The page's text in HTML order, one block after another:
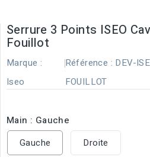
Serrure 3 Points ISEO
Fouillot
Marque :
Iseo
Référence : DEV-
FOUILLOT
Main : Gauche
Gauche
Droite